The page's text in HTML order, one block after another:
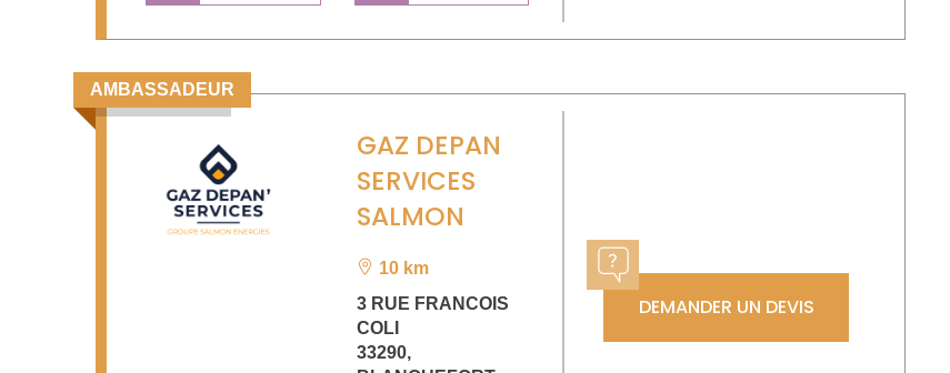
AMBASSADEUR
GAZ DEPAN
SERVICES
SALMON
10 km
3 RUE FRANCOIS
COLI
33290,
DEMANDER UN DEVIS